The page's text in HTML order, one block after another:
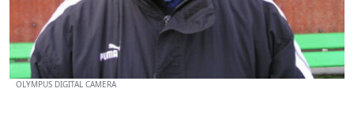
OLYMPUS DIGITAL CAMERA